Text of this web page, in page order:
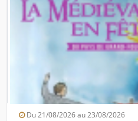
Du 21/08/2026 au 23/08/2026